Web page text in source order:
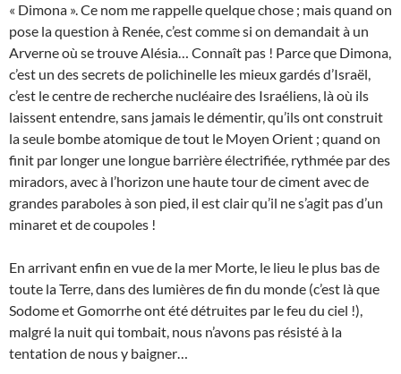
« Dimona ». Ce nom me rappelle quelque chose ; mais quand on
pose la question à Renée, c’est comme si on demandait à un
Arverne où se trouve Alésia… Connaît pas ! Parce que Dimona,
c’est un des secrets de polichinelle les mieux gardés d’Israël,
c’est le centre de recherche nucléaire des Israéliens, là où ils
laissent entendre, sans jamais le démentir, qu’ils ont construit
la seule bombe atomique de tout le Moyen Orient ; quand on
finit par longer une longue barrière électrifiée, rythmée par des
miradors, avec à l’horizon une haute tour de ciment avec de
grandes paraboles à son pied, il est clair qu’il ne s’agit pas d’un
minaret et de coupoles !
En arrivant enfin en vue de la mer Morte, le lieu le plus bas de
toute la Terre, dans des lumières de fin du monde (c’est là que
Sodome et Gomorrhe ont été détruites par le feu du ciel !),
malgré la nuit qui tombait, nous n’avons pas résisté à la
tentation de nous y baigner…